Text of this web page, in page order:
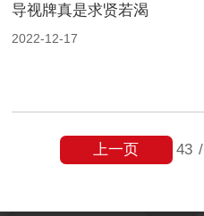
导视牌真是求贤若渴
2022-12-17
43 /
上一页